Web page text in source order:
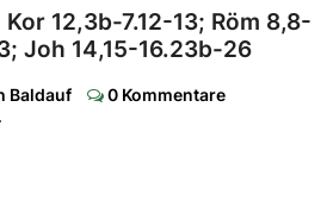
12,3b-7.12-13; Röm 8,8-
Joh 14,15-16.23b-26
Baldauf Comments
0 Kommentare